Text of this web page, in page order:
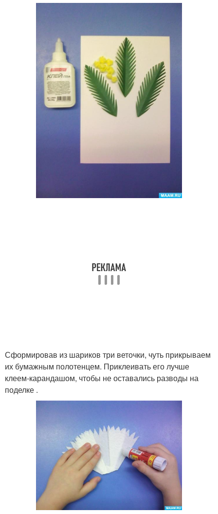
Сформировав из шариков три веточки, чуть прикрываем
их бумажным полотенцем. Приклеивать его лучше
клеем-карандашом, чтобы не оставались разводы на
поделке .